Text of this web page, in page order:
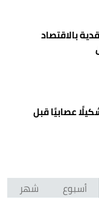
بالاقتصاد
عصابيًا قبل
أسبوع شهر